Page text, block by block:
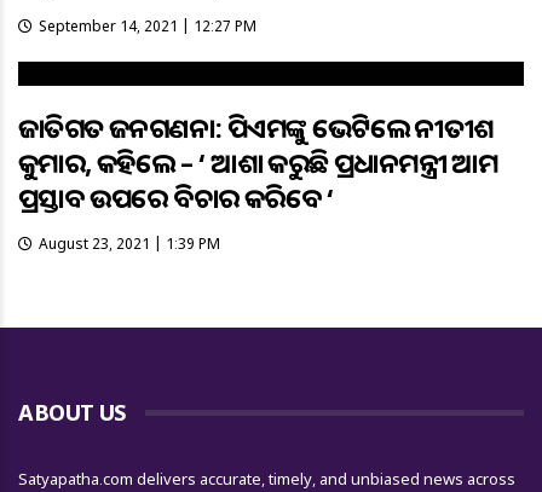
September 14, 2021 | 12:27 PM
ଜାତିଗତ ଜନଗଣନା: ପିଏମଙ୍କୁ ଭେଟିଲେ ନୀତୀଶ
କୁମାର, କହିଲେ – ‘ ଆଶା କରୁଛି ପ୍ରଧାନମନ୍ତ୍ରୀ ଆମ
ପ୍ରସ୍ତାବ ଉପରେ ବିଚାର କରିବେ ‘
August 23, 2021 | 1:39 PM
ABOUT US
Satyapatha.com delivers accurate, timely, and unbiased news across